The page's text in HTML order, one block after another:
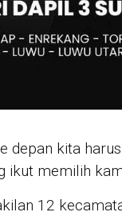
depan kita
memilih
12